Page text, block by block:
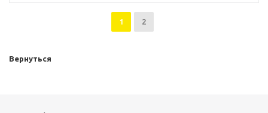
1 2
Вернуться